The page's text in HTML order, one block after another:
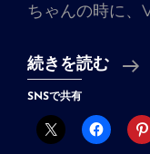
ちゃんの時に、
続きを読む
名
SNSで共有